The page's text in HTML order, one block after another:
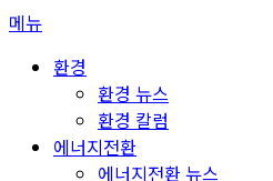
콘
메뉴
환경
환경 뉴스
환경 칼럼
에너지전환
에너지전환 뉴스